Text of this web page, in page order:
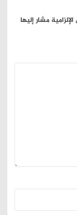
مشار إليها